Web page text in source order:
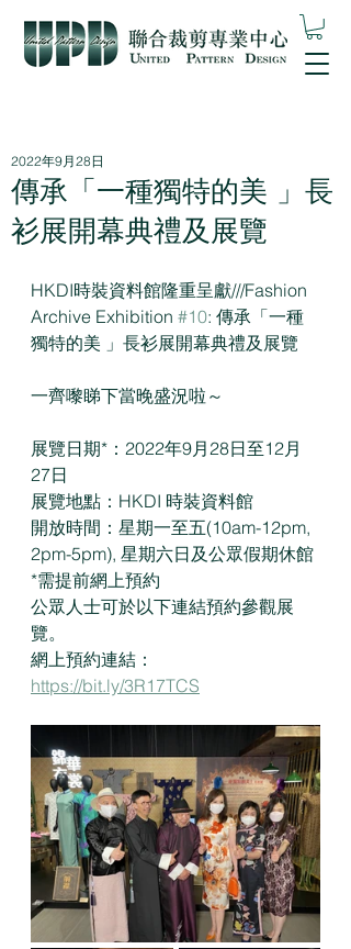
傳承「⼀種獨特的美 」長
衫展開幕典禮及展覽
2022年9月28日
HKDI時裝資料館隆重呈獻///Fashion
Archive Exhibition #10: 傳承「⼀種
獨特的美 」長衫展開幕典禮及展覽
一齊嚟睇下當晚盛況啦～
展覽日期*：2022年9月28日至12月
27日
展覽地點：HKDI 時裝資料館
開放時間：星期一至五(10am-12pm,
2pm-5pm), 星期六日及公眾假期休館
*需提前網上預約
公眾人士可於以下連結預約參觀展
覽。
網上預約連結：
https://bit.ly/3R17TCS